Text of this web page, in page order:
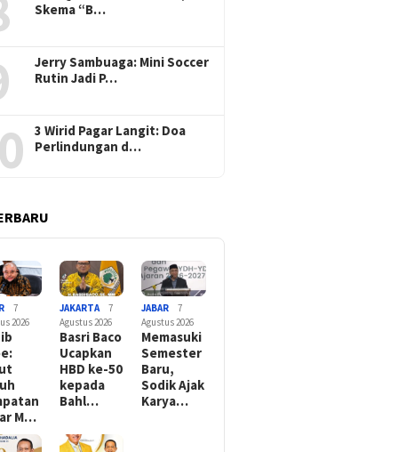
Skema “B…
Jerry Sambuaga: Mini Soccer
Rutin Jadi P…
3 Wirid Pagar Langit: Doa
Perlindungan d…
7
2026
M…
JAKARTA
7
Agustus 2026
Basri Baco
Ucapkan
HBD ke-50
kepada
Bahl…
JABAR
7
Agustus 2026
Memasuki
Semester
Baru,
Sodik Ajak
Karya…